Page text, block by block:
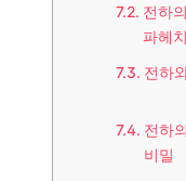
전하
파헤
전하
전하
비밀